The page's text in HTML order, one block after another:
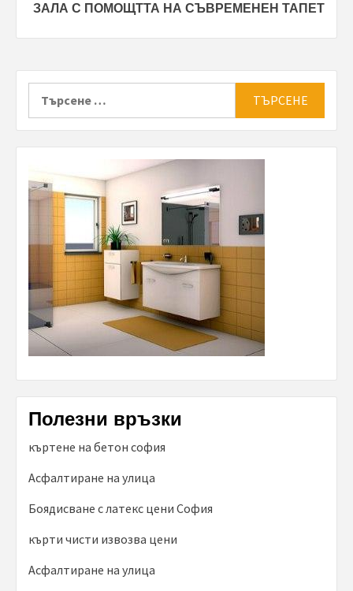
ЗАЛА С ПОМОЩТТА НА СЪВРЕМЕНЕН ТАПЕТ
Полезни връзки
къртене на бетон софия
Асфалтиране на улица
Боядисване с латекс цени София
кърти чисти извозва цени
Асфалтиране на улица